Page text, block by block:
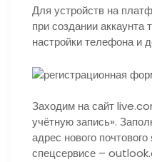
Для устройств на
при создании аккаунта
настройки телефона и
Заходим на сайт
учётную запись».
адрес нового
спецсервисе –